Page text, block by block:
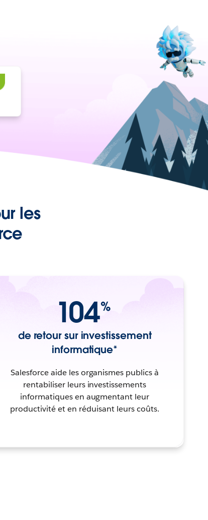
les
104%
de retour sur investissement
informatique*
Salesforce aide les organismes publics à
rentabiliser leurs investissements
informatiques en augmentant leur
productivité et en réduisant leurs coûts.